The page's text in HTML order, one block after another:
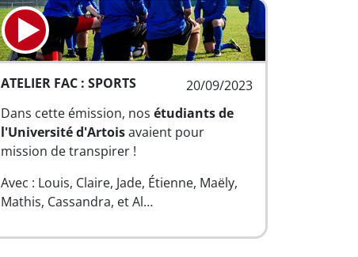
20/09/2023
ATELIER FAC : SPORTS
Dans cette émission, nos étudiants de
l'Université d'Artoisavaient pour
mission de transpirer !
Avec : Louis, Claire, Jade, Étienne, Maëly,
Mathis, Cassandra, et Al…